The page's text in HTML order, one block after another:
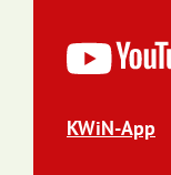
KWiN-App